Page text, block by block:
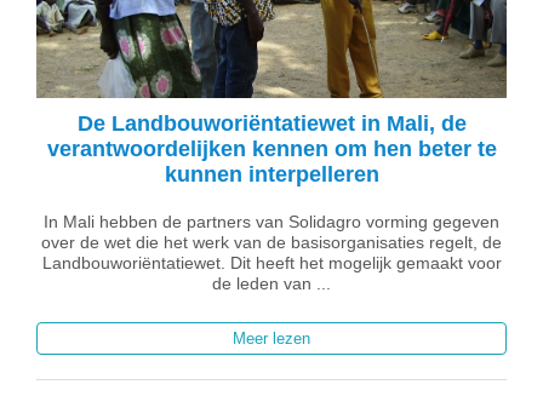
De Landbouworiëntatiewet in Mali, de
verantwoordelijken kennen om hen beter te
kunnen interpelleren
In Mali hebben de partners van Solidagro vorming gegeven
over de wet die het werk van de basisorganisaties regelt, de
Landbouworiëntatiewet. Dit heeft het mogelijk gemaakt voor
de leden van ...
Meer lezen